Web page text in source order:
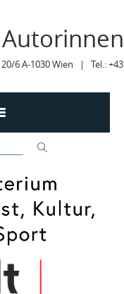
20/6 A-1030 Wien | Tel.: